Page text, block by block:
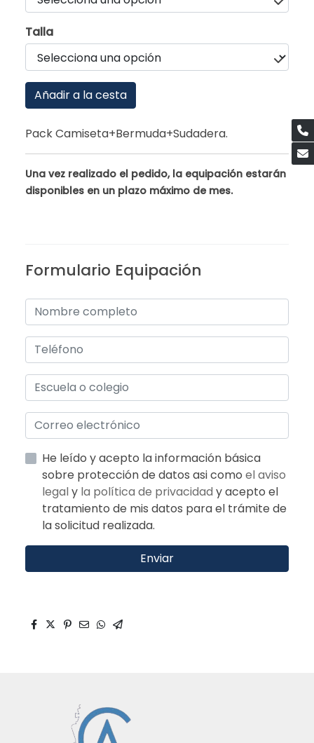
Talla
Añadir a la cesta
Pack Camiseta+Bermuda+Sudadera.
Una vez realizado el pedido, la equipación estarán
disponibles en un plazo máximo de mes.
Formulario Equipación
He leído y acepto la información básica
sobre protección de datos asi como el aviso
legaly la política de privacidad y acepto el
tratamiento de mis datos para el trámite de
la solicitud realizada.
Enviar